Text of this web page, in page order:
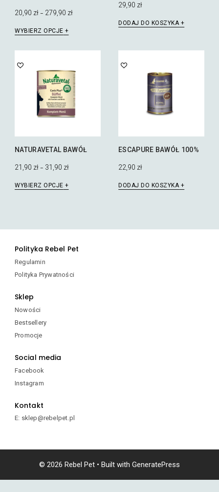
20,90 zł – 279,90 zł
WYBIERZ OPCJE
produkt
Opcje
można
wybrać
na
stronie
29,90 zł
DODAJ DO KOSZYKA
NATURAVETAL BAWÓŁ
21,90 zł – 31,90 zł
WYBIERZ OPCJE
produkt
Opcje
wybrać
stronie
ESCAPURE BAWÓŁ 100%
22,90 zł
DODAJ DO KOSZYKA
Polityka Rebel Pet
Regulamin
Polityka Prywatności
Sklep
Nowości
Bestsellery
Promocje
Social media
Facebook
Instagram
Kontakt
E: sklep@rebelpet.pl
© 2026 Rebel Pet • Built with GeneratePress